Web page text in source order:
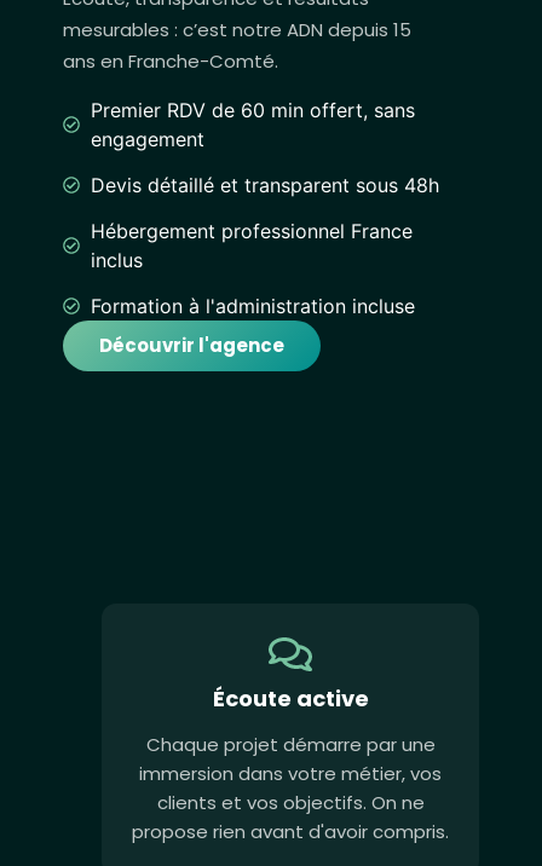
mesurables : c’est notre ADN depuis 15
ans en Franche-Comté.
Premier RDV de 60 min offert, sans
engagement
Devis détaillé et transparent sous 48h
Hébergement professionnel France
inclus
Formation à l'administration incluse
Découvrir l'agence
Écoute active
Chaque projet démarre par une
immersion dans votre métier, vos
clients et vos objectifs. On ne
propose rien avant d'avoir compris.